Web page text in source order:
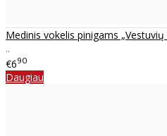
Medinis vokelis pinigams „Vestuvių
..
€690
Daugiau